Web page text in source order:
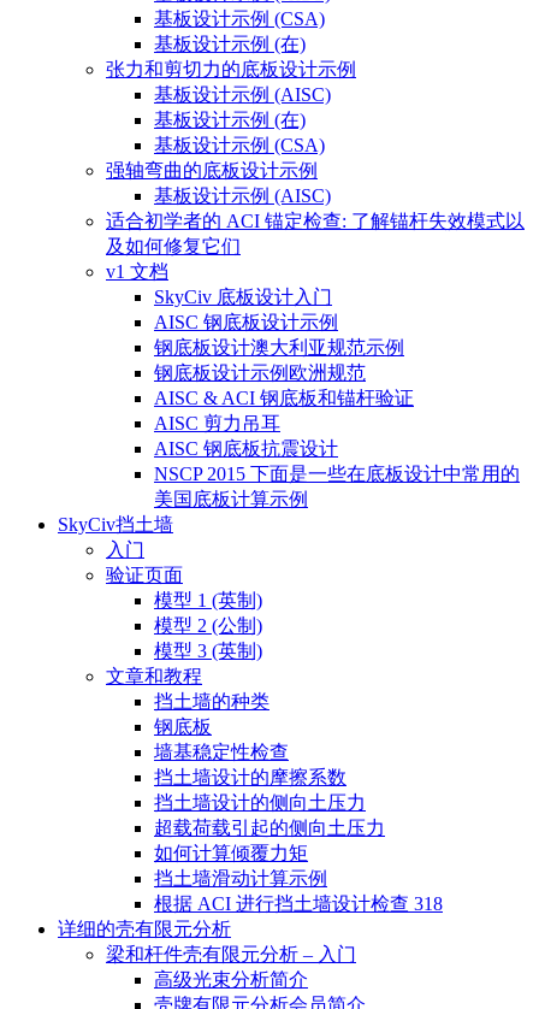
基板设计示例 (CSA)
基板设计示例 (在)
张力和剪切力的底板设计示例
基板设计示例 (AISC)
基板设计示例 (在)
基板设计示例 (CSA)
强轴弯曲的底板设计示例
基板设计示例 (AISC)
适合初学者的 ACI 锚定检查: 了解锚杆失效模式以
及如何修复它们
v1 文档
SkyCiv 底板设计入门
AISC 钢底板设计示例
钢底板设计澳大利亚规范示例
钢底板设计示例欧洲规范
AISC & ACI 钢底板和锚杆验证
AISC 剪力吊耳
AISC 钢底板抗震设计
NSCP 2015 下面是一些在底板设计中常用的
美国底板计算示例
SkyCiv挡土墙
入门
验证页面
模型 1 (英制)
模型 2 (公制)
模型 3 (英制)
文章和教程
挡土墙的种类
钢底板
墙基稳定性检查
挡土墙设计的摩擦系数
挡土墙设计的侧向土压力
超载荷载引起的侧向土压力
如何计算倾覆力矩
挡土墙滑动计算示例
根据 ACI 进行挡土墙设计检查 318
详细的壳有限元分析
梁和杆件壳有限元分析 – 入门
高级光束分析简介
壳牌有限元分析会员简介